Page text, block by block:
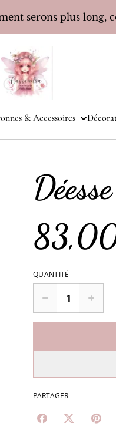
serons plus long,
& Accessoires
QUANTITÉ
PARTAGER